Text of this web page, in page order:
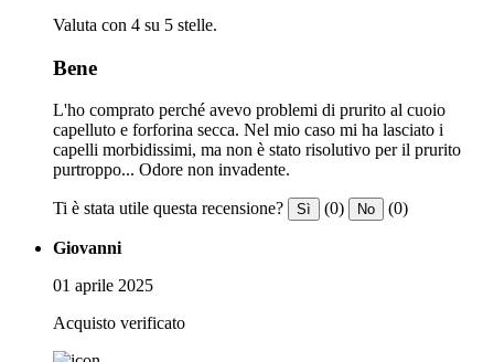
Valuta con 4 su 5 stelle.
Bene
L'ho comprato perché avevo problemi di prurito al cuoio
capelluto e forforina secca. Nel mio caso mi ha lasciato i
capelli morbidissimi, ma non è stato risolutivo per il prurito
purtroppo... Odore non invadente.
Ti è stata utile questa recensione? Sì (0) No (0)
Giovanni
01 aprile 2025
Acquisto verificato